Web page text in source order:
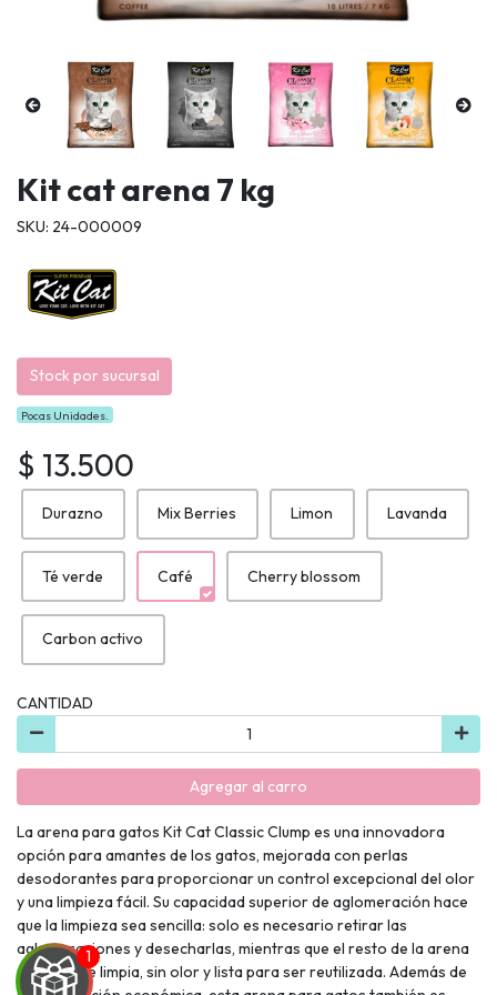
Kit cat arena 7 kg
SKU: 24-000009
Stock por sucursal
Pocas Unidades.
$ 13.500
Durazno Mix Berries Limon Lavanda
Té verde Café Cherry blossom
Carbon activo
CANTIDAD
Agregar al carro
La arena para gatos Kit Cat Classic Clump es una innovadora
opción para amantes de los gatos, mejorada con perlas
desodorantes para proporcionar un control excepcional del olor
y una limpieza fácil. Su capacidad superior de aglomeración hace
que la limpieza sea sencilla: solo es necesario retirar las
aglomeraciones y desecharlas, mientras que el resto de la arena
permanece limpia, sin olor y lista para ser reutilizada. Además de